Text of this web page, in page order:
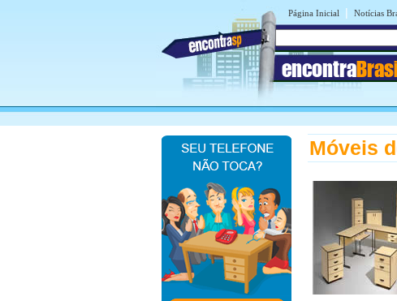
Página Inicial | Notícias
encontra
Móveis